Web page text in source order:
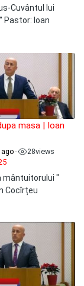
Cuvântul lui
Pastor: Ioan
masa | Ioan
• 28views
mântuitorului "
Cocîrțeu